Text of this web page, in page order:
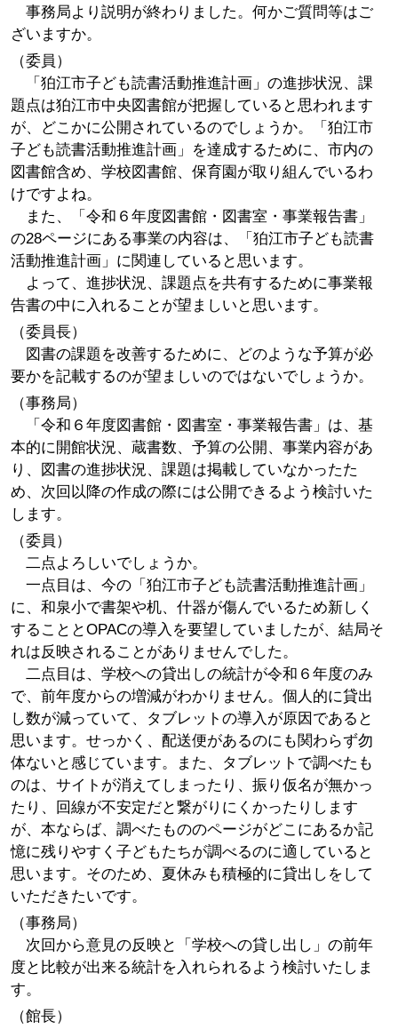
事務局より説明が終わりました。何かご質問等はご
ざいますか。
（委員）
「狛江市子ども読書活動推進計画」の進捗状況、課
題点は狛江市中央図書館が把握していると思われます
が、どこかに公開されているのでしょうか。「狛江市
子ども読書活動推進計画」を達成するために、市内の
図書館含め、学校図書館、保育園が取り組んでいるわ
けですよね。
また、「令和６年度図書館・図書室・事業報告書」
の28ページにある事業の内容は、「狛江市子ども読書
活動推進計画」に関連していると思います。
よって、進捗状況、課題点を共有するために事業報
告書の中に入れることが望ましいと思います。
（委員長）
図書の課題を改善するために、どのような予算が必
要かを記載するのが望ましいのではないでしょうか。
（事務局）
「令和６年度図書館・図書室・事業報告書」は、基
本的に開館状況、蔵書数、予算の公開、事業内容があ
り、図書の進捗状況、課題は掲載していなかったた
め、次回以降の作成の際には公開できるよう検討いた
します。
（委員）
二点よろしいでしょうか。
一点目は、今の「狛江市子ども読書活動推進計画」
に、和泉小で書架や机、什器が傷んでいるため新しく
することとOPACの導入を要望していましたが、結局そ
れは反映されることがありませんでした。
二点目は、学校への貸出しの統計が令和６年度のみ
で、前年度からの増減がわかりません。個人的に貸出
し数が減っていて、タブレットの導入が原因であると
思います。せっかく、配送便があるのにも関わらず勿
体ないと感じています。また、タブレットで調べたも
のは、サイトが消えてしまったり、振り仮名が無かっ
たり、回線が不安定だと繋がりにくかったりします
が、本ならば、調べたもののページがどこにあるか記
憶に残りやすく子どもたちが調べるのに適していると
思います。そのため、夏休みも積極的に貸出しをして
いただきたいです。
（事務局）
次回から意見の反映と「学校への貸し出し」の前年
度と比較が出来る統計を入れられるよう検討いたしま
す。
（館長）